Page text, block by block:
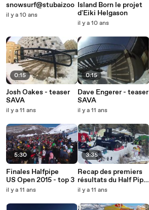
snowsurf@stubaizoo
il y a 10 ans
0:15
Josh Oakes - teaser
SAVA
il y a 11 ans
5:30
Finales Halfpipe
US Open 2015 - top 3
il y a 11 ans
Island Born le projet
d'Eiki Helgason
il y a 10 ans
0:15
Dave Engerer - teaser
SAVA
il y a 11 ans
3:35
Recap des premiers
résultats du Half Pipe
sur l'US Open 2015
il y a 11 ans